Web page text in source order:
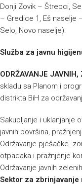
Donji Zovik – Štrepci,
– Gredice 1, Eš naselje
Selo, Novo naselje).
Služba za javnu
ODRŽAVANJE
skladu sa Planom i
distrikta BiH za
Sakupljanje i uklanjanje
javnih površina,
Održavanje pješačke
otpadaka i pražnjenje
Održavanje javnih
Sektor za zbrinjavanje